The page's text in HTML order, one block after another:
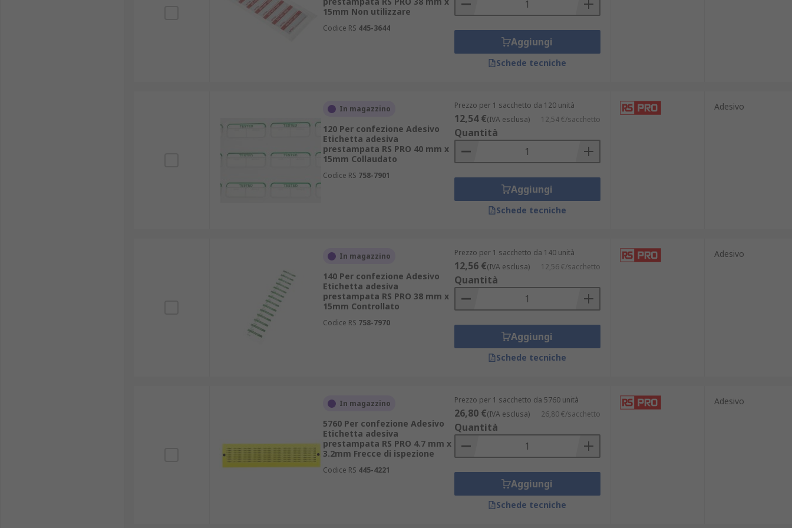
15mm Non utilizzare
Codice RS 445-3644
Aggiungi
Schede tecniche
In magazzino
120 Per confezione Adesivo
Etichetta adesiva
prestampata RS PRO 40 mm x
15mm Collaudato
Codice RS 758-7901
Prezzo per 1 sacchetto da 120 unità
12,54 €(IVA esclusa) 12,54 €/sacchetto
Quantità
Aggiungi
Schede tecniche
Adesivo
In magazzino
140 Per confezione Adesivo
Etichetta adesiva
prestampata RS PRO 38 mm x
15mm Controllato
Codice RS 758-7970
Prezzo per 1 sacchetto da 140 unità
12,56 €(IVA esclusa) 12,56 €/sacchetto
Quantità
Aggiungi
Schede tecniche
Adesivo
In magazzino
5760 Per confezione Adesivo
Etichetta adesiva
prestampata RS PRO 4.7 mm x
3.2mm Frecce di ispezione
Codice RS 445-4221
Prezzo per 1 sacchetto da 5760 unità
26,80 €(IVA esclusa) 26,80 €/sacchetto
Quantità
Aggiungi
Schede tecniche
Adesivo